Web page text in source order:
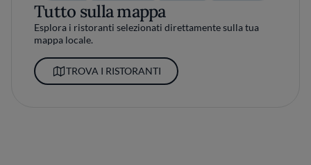
Tutto sulla mappa
Esplora i ristoranti selezionati direttamente sulla tua
mappa locale.
TROVA I RISTORANTI